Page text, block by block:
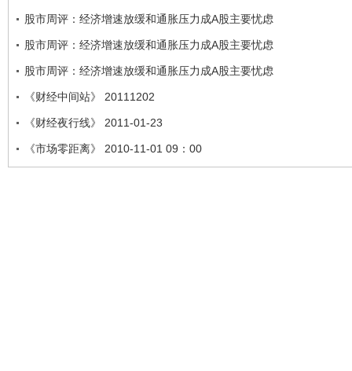
股市周评：经济增速放缓和通胀压力成A股主要忧虑
股市周评：经济增速放缓和通胀压力成A股主要忧虑
股市周评：经济增速放缓和通胀压力成A股主要忧虑
《财经中间站》 20111202
《财经夜行线》 2011-01-23
《市场零距离》 2010-11-01 09：00